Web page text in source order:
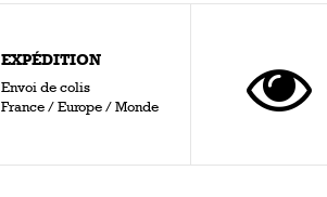
EXPÉDITION
Envoi de colis
France / Europe / Monde